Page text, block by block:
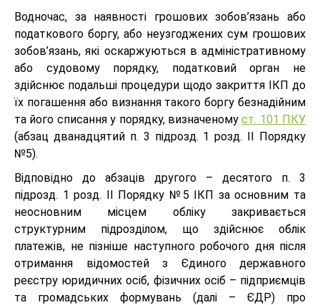
Водночас, за наявності грошових зобов’язань або
податкового боргу, або неузгоджених сум грошових
зобов’язань, які оскаржуються в адміністративному
або судовому порядку, податковий орган не
здійснює подальші процедури щодо закриття ІКП до
їх погашення або визнання такого боргу безнадійним
та його списання у порядку, визначеномуст. 101 ПКУ
(абзац дванадцятий п. 3 підрозд. 1 розд. ІІ Порядку
№5).
Відповідно до абзаців другого – десятого п. 3
підрозд. 1 розд. ІІ Порядку №5 ІКП за основним та
неосновним місцем обліку закривається
структурним підрозділом, що здійснює облік
платежів, не пізніше наступного робочого дня після
отримання відомостей з Єдиного державного
реєстру юридичних осіб, фізичних осіб – підприємців
та громадських формувань (далі – ЄДР) про